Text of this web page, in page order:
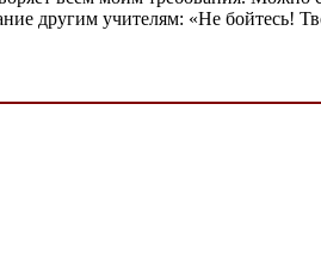
другим учителям: «Не бойтесь!